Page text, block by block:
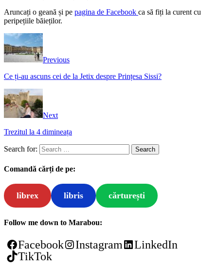
Aruncați o geană și pe pagina de Facebook ca să fiți la curent cu
peripețiile băieților.
Previous
Ce ți-au ascuns cei de la Jetix despre Prințesa Sissi?
Next
Trezitul la 4 dimineața
Search for:
Comandă cărți de pe:
librex libris cărturești
Follow me down to Marabou:
Facebook Instagram
LinkedIn
TikTok